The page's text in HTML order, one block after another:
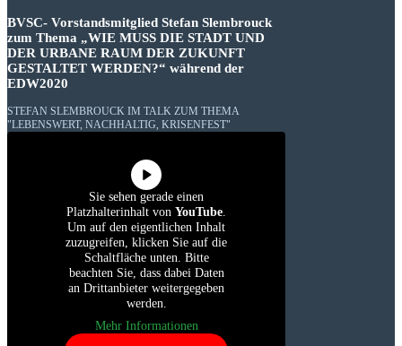
BVSC- Vorstandsmitglied Stefan Slembrouck
zum Thema „WIE MUSS DIE STADT UND
DER URBANE RAUM DER ZUKUNFT
GESTALTET WERDEN?“ während der
EDW2020
STEFAN SLEMBROUCK IM TALK ZUM THEMA
"LEBENSWERT, NACHHALTIG, KRISENFEST"
Sie sehen gerade einen
Platzhalterinhalt von YouTube.
Um auf den eigentlichen Inhalt
zuzugreifen, klicken Sie auf die
Schaltfläche unten. Bitte
beachten Sie, dass dabei Daten
an Drittanbieter weitergegeben
werden.
Mehr Informationen